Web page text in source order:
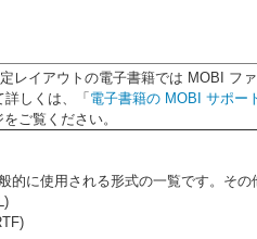
レイアウトの電子書籍では MOBI フ
しくは、「 電子書籍の MOBI サポー
ご覧ください。
的に使用される形式の一覧です。そ